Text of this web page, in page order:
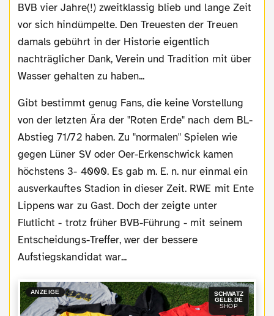
BVB vier Jahre(!) zweitklassig blieb und lange Zeit
vor sich hindümpelte. Den Treuesten der Treuen
damals gebührt in der Historie eigentlich
nachträglicher Dank, Verein und Tradition mit über
Wasser gehalten zu haben...
Gibt bestimmt genug Fans, die keine Vorstellung
von der letzten Ära der "Roten Erde" nach dem BL-
Abstieg 71/72 haben. Zu "normalen" Spielen wie
gegen Lüner SV oder Oer-Erkenschwick kamen
höchstens 3- 4000. Es gab m. E. n. nur einmal ein
ausverkauftes Stadion in dieser Zeit. RWE mit Ente
Lippens war zu Gast. Doch der zeigte unter
Flutlicht - trotz früher BVB-Führung - mit seinem
Entscheidungs-Treffer, wer der bessere
Aufstiegskandidat war...
ANZEIGE
SCHWATZ
GELB.DE
SHOP